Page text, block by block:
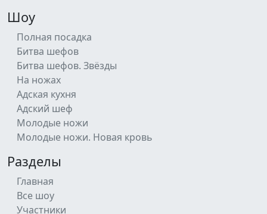
Шоу
Полная посадка
Битва шефов
Битва шефов. Звёзды
На ножах
Адская кухня
Адский шеф
Молодые ножи
Молодые ножи. Новая кровь
Разделы
Главная
Все шоу
Участники